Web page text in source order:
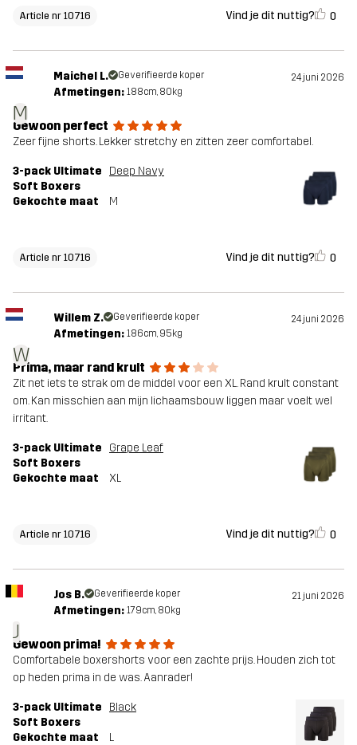
Article nr 10716 Vind je dit nuttig? 0
M
Maichel L. Geverifieerde koper 24 juni 2026
Afmetingen: 188cm, 80kg
Gewoon perfect
Zeer fijne shorts. Lekker stretchy en zitten zeer comfortabel.
3-pack Ultimate
Soft Boxers
Deep Navy
Gekochte maat M
Article nr 10716 Vind je dit nuttig? 0
W
Willem Z. Geverifieerde koper 24 juni 2026
Afmetingen: 186cm, 95kg
Prima, maar rand krult
Zit net iets te strak om de middel voor een XL. Rand krult constant
om. Kan misschien aan mijn lichaamsbouw liggen maar voelt wel
irritant.
3-pack Ultimate
Soft Boxers
Grape Leaf
Gekochte maat XL
Article nr 10716 Vind je dit nuttig? 0
J
Jos B. Geverifieerde koper 21 juni 2026
Afmetingen: 179cm, 80kg
Gewoon prima!
Comfortabele boxershorts voor een zachte prijs. Houden zich tot
op heden prima in de was. Aanrader!
3-pack Ultimate
Soft Boxers
Black
Gekochte maat L